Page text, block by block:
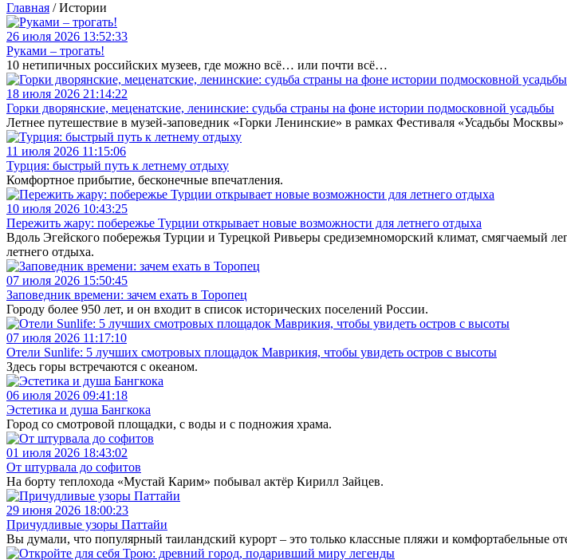
Главная /Истории
26 июля 2026 13:52:33
Руками – трогать!
10 нетипичных российских музеев, где можно всё… или почти всё…
18 июля 2026 21:14:22
Горки дворянские, меценатские, ленинские: судьба страны на фоне истории подмосковной усадьбы
Летнее путешествие в музей-заповедник «Горки Ленинские» в рамках Фестиваля «Усадьбы
11 июля 2026 11:15:06
Турция: быстрый путь к летнему отдыху
Комфортное прибытие, бесконечные впечатления.
10 июля 2026 10:43:25
Пережить жару: побережье Турции открывает новые возможности для летнего отдыха
Вдоль Эгейского побережья Турции и Турецкой Ривьеры средиземноморский климат, смягчаемый
летнего отдыха.
07 июля 2026 15:50:45
Заповедник времени: зачем ехать в Торопец
Городу более 950 лет, и он входит в список исторических поселений России.
07 июля 2026 11:17:10
Отели Sunlife: 5 лучших смотровых площадок Маврикия, чтобы увидеть остров с высоты
Здесь горы встречаются с океаном.
06 июля 2026 09:41:18
Эстетика и душа Бангкока
Город со смотровой площадки, с воды и с подножия храма.
01 июля 2026 18:43:02
От штурвала до софитов
На борту теплохода «Мустай Карим» побывал актёр Кирилл Зайцев.
29 июня 2026 18:00:23
Причудливые узоры Паттайи
Вы думали, что популярный таиландский курорт – это только классные пляжи и комфортабельные